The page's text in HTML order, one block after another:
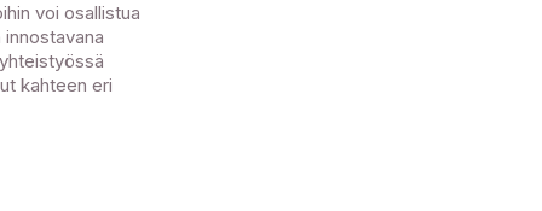
voi osallistua
kahteen eri